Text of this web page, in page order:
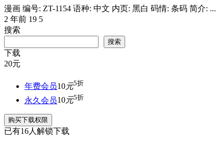
漫画 编号: ZT-1154 语种: 中文 内页: 黑白 码情: 条码 简介: ...
2 年前 19 5
搜索
搜索
下载
20元
年费会员10元5折
永久会员10元5折
购买下载权限
已有16人解锁下载